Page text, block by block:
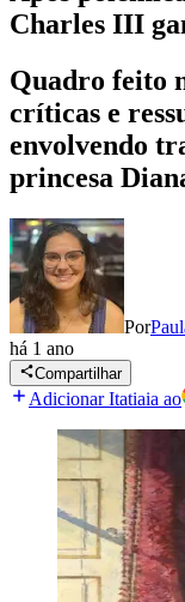
Charles III
Quadro feito
críticas e
envolvendo
princesa
Por
há 1 ano
Compartilhar
Adicionar Itatiaia ao